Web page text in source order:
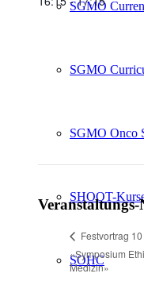
SGMO
SGMO
SGMO Onco
SHOOT-
SOHC
Festvortrag
«Symposium
Medizin»